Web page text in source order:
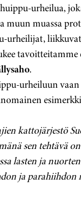
urheilua,
muun muassa
tavoitteitamme
.
urheiluun
kattojärjestö
sen tehtävä
lasten ja
ja parahiihdon